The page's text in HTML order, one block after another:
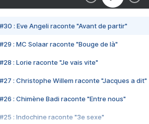
#30 : Eve Angeli raconte "Avant de partir"
#29 : MC Solaar raconte "Bouge de là"
#28 : Lorie raconte "Je vais vite"
#27 : Christophe Willem raconte "Jacques a dit"
#26 : Chimène Badi raconte "Entre nous"
#25 : Indochine raconte "3e sexe"